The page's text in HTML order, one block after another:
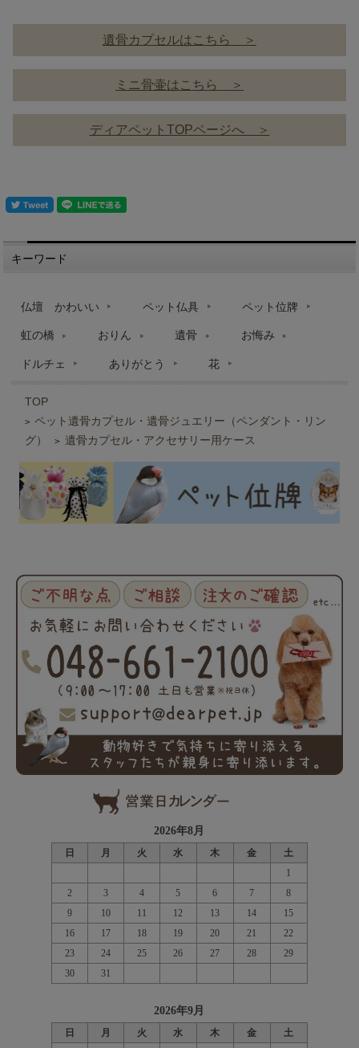
遺骨カプセルはこちら ＞
ミニ骨壷はこちら ＞
ディアペットTOPページへ ＞
キーワード
仏壇 かわいい ペット仏具 ペット位牌
虹の橋 おりん 遺骨 お悔み
ドルチェ ありがとう 花
TOP
> ペット遺骨カプセル・遺骨ジュエリー（ペンダント・リン
グ）
> 遺骨カプセル・アクセサリー用ケース